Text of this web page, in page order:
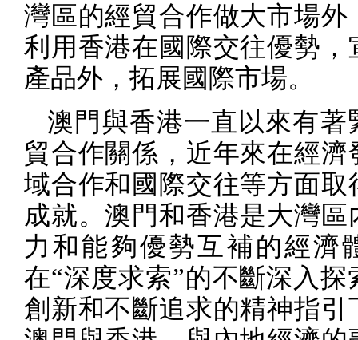
灣區的經貿合作做大市場外
利用香港在國際交往優勢，
產品外，拓展國際市場。
澳門與香港一直以來有著
貿合作關係，近年來在經濟
域合作和國際交往等方面取
成就。澳門和香港是大灣區
力和能夠優勢互補的經濟
在“深度求索”的不斷深入探
創新和不斷追求的精神指引